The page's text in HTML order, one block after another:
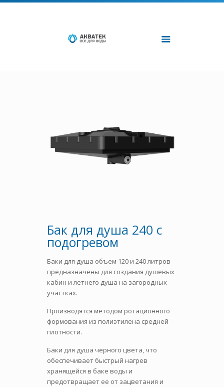
Бак для душа 240 с
подогревом
Баки для душа объем 120 и 240 литров
предназначены для создания душевых
кабин и летнего душа на загородных
участках.
Производятся методом ротационного
формования из полиэтилена средней
плотности.
Баки для душа черного цвета, что
обеспечивает быстрый нагрев
хранящейся в баке воды и
предотвращает ее от зацветания и